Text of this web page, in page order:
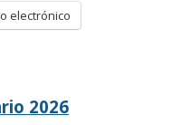
electrónico
2026